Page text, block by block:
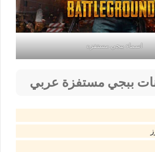
اسماء ببجي مستفزه
ببجي مستفزة عربي